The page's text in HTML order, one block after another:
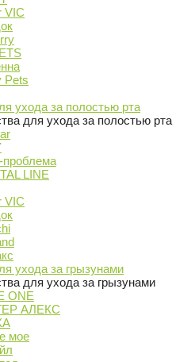
VIC
Pets
ухода за полостью рта
для ухода за полостью рта
проблема
LINE
VIC
ухода за грызунами
для ухода за грызунами
ONE
АЛЕКС
мое